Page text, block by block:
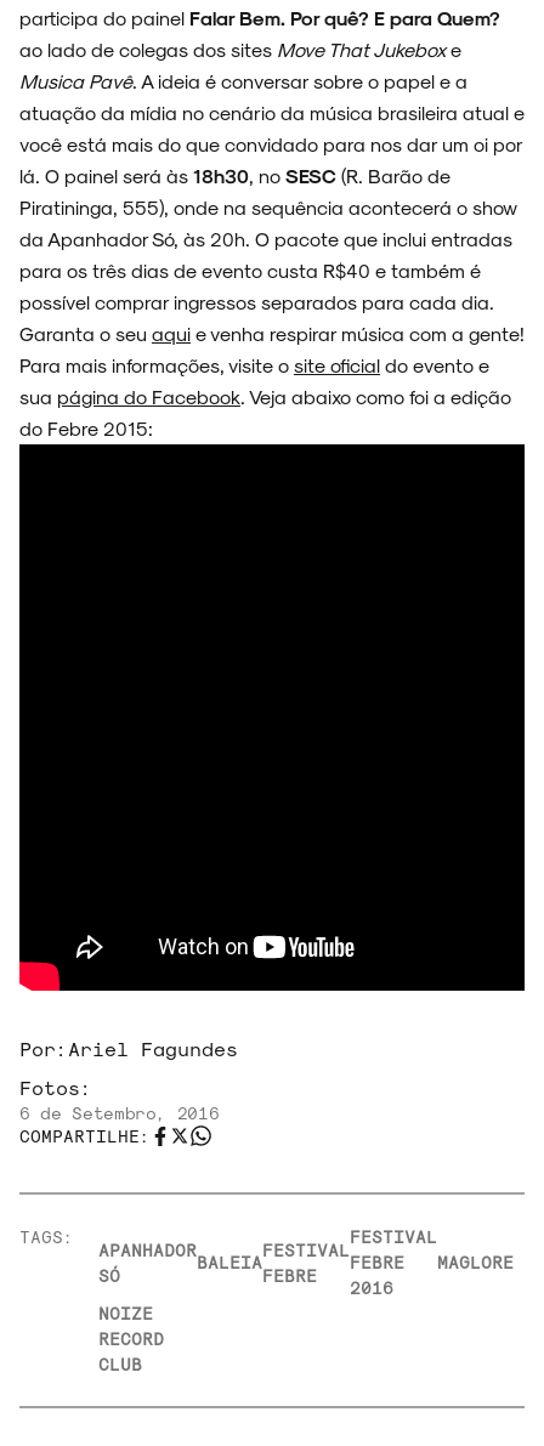
NOVIDADES
NOIZE RECORD CLUB
SOBRE
participa do painel Falar Bem. Por quê? E para Quem?
ao lado de colegas dos sites Move That Jukeboxe
Musica Pavê. A ideia é conversar sobre o papel e a
atuação da mídia no cenário da música brasileira atual e
você está mais do que convidado para nos dar um oi por
lá. O painel será às 18h30, no SESC (R. Barão de
Piratininga, 555), onde na sequência acontecerá o show
da Apanhador Só, às 20h. O pacote que inclui entradas
para os três dias de evento custa R$40 e também é
possível comprar ingressos separados para cada dia.
Garanta o seu aqui e venha respirar música com a gente!
Para mais informações, visite o site oficial do evento e
sua página do Facebook. Veja abaixo como foi a edição
do Febre 2015:
Por: Ariel Fagundes
Fotos:
6 de Setembro, 2016
COMPARTILHE:
TAGS:
APANHADOR
SÓ
BALEIA
FESTIVAL
FEBRE
FESTIVAL
FEBRE
2016
MAGLORE
NOIZE
RECORD
CLUB